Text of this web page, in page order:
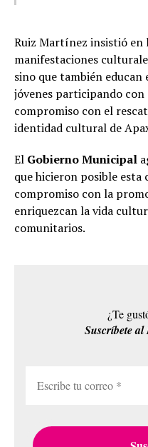
Ruiz Martínez insistió en
manifestaciones
sino que también
jóvenes participando
compromiso con el
identidad cultural de
El Gobierno Municipal
que hicieron posible
compromiso con la
enriquezcan la vida
comunitarios.
¿Te
Suscríbete